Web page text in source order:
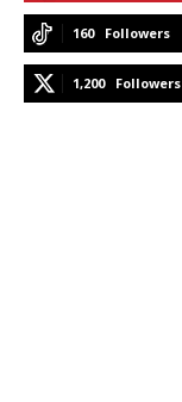
160 Followers
1,200 Followers